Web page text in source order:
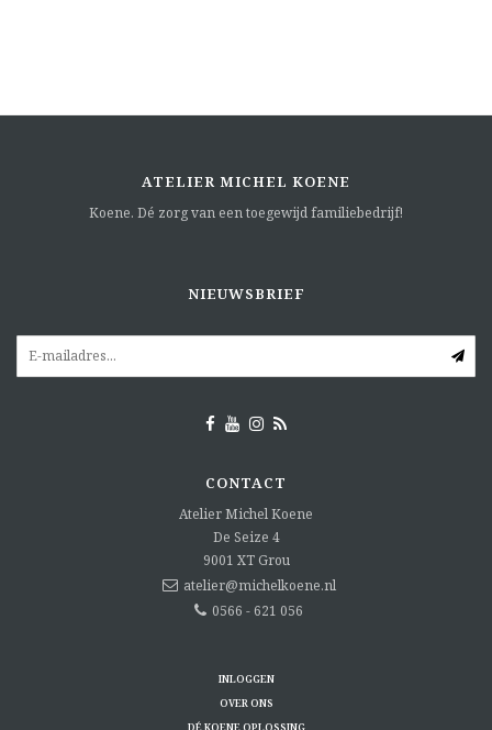
ATELIER MICHEL KOENE
Koene. Dé zorg van een toegewijd familiebedrijf!
NIEUWSBRIEF
CONTACT
Atelier Michel Koene
De Seize 4
9001 XT Grou
atelier@michelkoene.nl
0566 - 621 056
INLOGGEN
OVER ONS
DÉ KOENE OPLOSSING